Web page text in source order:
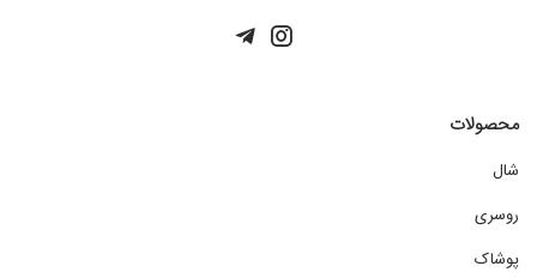
محصولات
شال
روسری
پوشاک